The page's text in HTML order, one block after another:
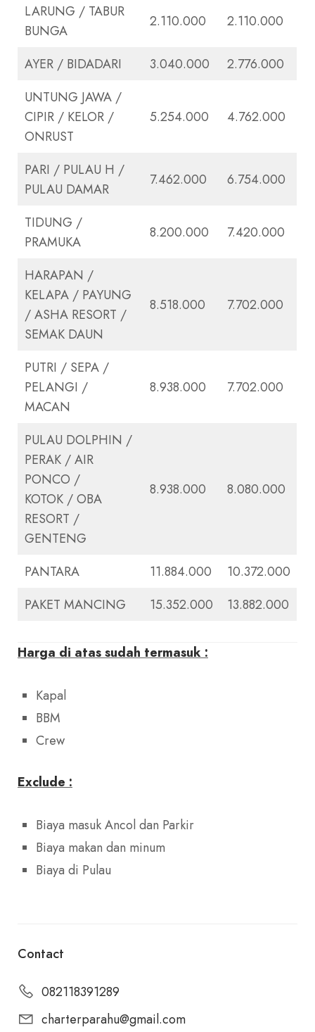
LARUNG / TABUR
BUNGA
2.110.000 2.110.000
AYER / BIDADARI 3.040.000
2.776.000
UNTUNG JAWA /
CIPIR / KELOR /
ONRUST
5.254.000 4.762.000
PARI / PULAU H /
PULAU DAMAR
7.462.000 6.754.000
TIDUNG /
PRAMUKA
8.200.000 7.420.000
HARAPAN /
KELAPA / PAYUNG
/ ASHA RESORT /
SEMAK DAUN
8.518.000 7.702.000
PUTRI / SEPA /
PELANGI /
MACAN
8.938.000 7.702.000
PULAU DOLPHIN /
PERAK / AIR
PONCO /
KOTOK / OBA
RESORT /
GENTENG
8.938.000 8.080.000
PANTARA 11.884.000
10.372.000
PAKET MANCING
15.352.000 13.882.000
Harga di atas sudah termasuk :
Kapal
BBM
Crew
Exclude :
Biaya masuk Ancol dan Parkir
Biaya makan dan minum
Biaya di Pulau
Contact
082118391289
charterparahu@gmail.com